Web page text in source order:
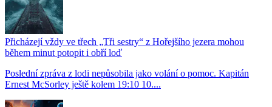
Přicházejí vždy ve třech „Tři sestry“ z Hořejšího jezera mohou
během minut potopit i obří loď
Poslední zpráva z lodi nepůsobila jako volání o pomoc. Kapitán
Ernest McSorley ještě kolem 19:10 10....